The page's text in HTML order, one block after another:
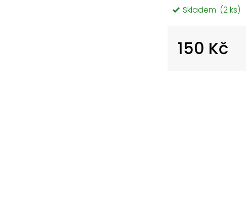
Skladem (2 ks)
150 Kč